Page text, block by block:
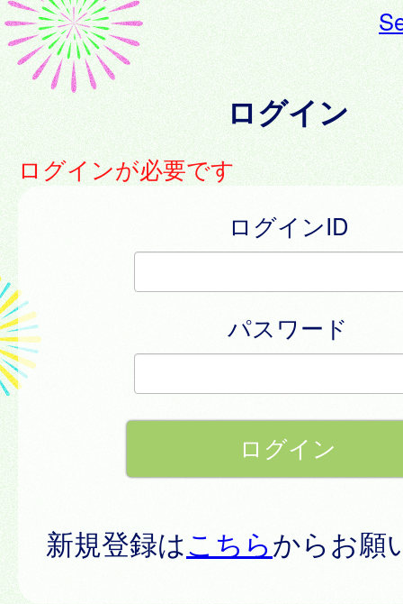
ログイン
ログインが必要です
ログインID
パスワード
新規登録はこちらからお願